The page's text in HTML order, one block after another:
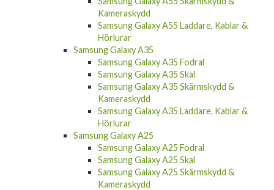
Kameraskydd
Samsung Galaxy A55 Laddare, Kablar &
Hörlurar
Samsung Galaxy A35
Samsung Galaxy A35 Fodral
Samsung Galaxy A35 Skal
Samsung Galaxy A35 Skärmskydd &
Kameraskydd
Samsung Galaxy A35 Laddare, Kablar &
Hörlurar
Samsung Galaxy A25
Samsung Galaxy A25 Fodral
Samsung Galaxy A25 Skal
Samsung Galaxy A25 Skärmskydd &
Kameraskydd